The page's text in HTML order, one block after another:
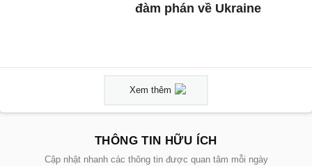
đàm phán về Ukraine
Xem thêm
THÔNG TIN HỮU ÍCH
Cập nhật nhanh các thông tin được quan tâm mỗi ngày